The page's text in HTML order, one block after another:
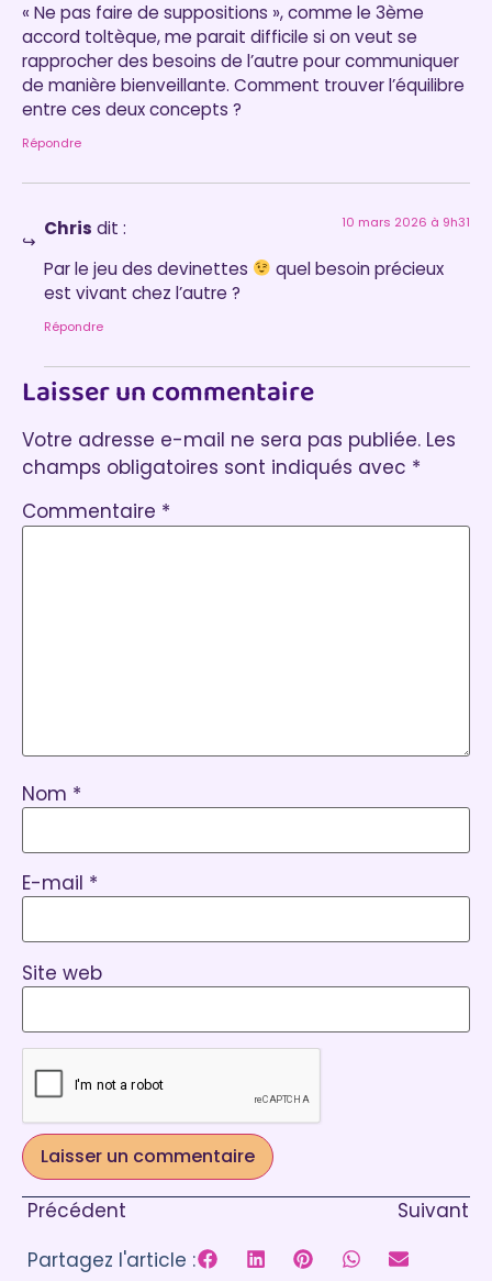
« Ne pas faire de suppositions », comme le 3ème
accord toltèque, me parait difficile si on veut se
rapprocher des besoins de l’autre pour communiquer
de manière bienveillante. Comment trouver l’équilibre
entre ces deux concepts ?
Répondre
Chris dit : 10 mars 2026 à 9h31
Par le jeu des devinettes
quel besoin précieux
est vivant chez l’autre ?
Répondre
Laisser un commentaire
Votre adresse e-mail ne sera pas publiée. Les
champs obligatoires sont indiqués avec *
Commentaire *
Nom *
E-mail *
Site web
Précédent
Suivant
Partagez l'article :